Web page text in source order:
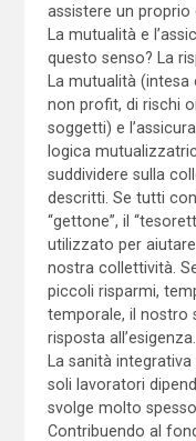
assistere un proprio
La mutualità e
questo senso? La
La mutualità
non profit, di rischi
soggetti) e
logica
suddividere sulla
descritti. Se tutti
“gettone”, il
utilizzato per
nostra collettività.
piccoli risparmi,
temporale, il nostro
risposta all’esigenza.
La sanità
soli lavoratori
svolge molto
Contribuendo al